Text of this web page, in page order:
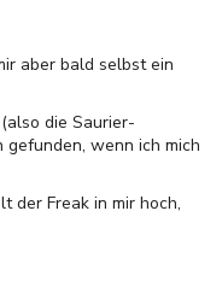
aber bald selbst ein
die Saurier-
wenn ich mich
der Freak in mir hoch,